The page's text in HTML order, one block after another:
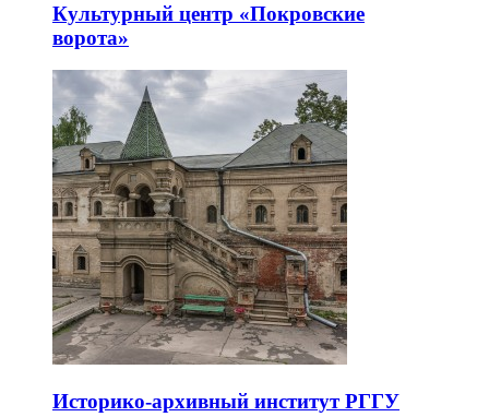
Культурный центр «Покровские
ворота»
Историко-архивный институт РГГУ